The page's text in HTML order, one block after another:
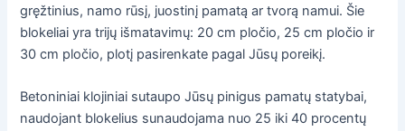
gręžtinius, namo rūsį, juostinį pamatą ar tvorą namui. Šie
blokeliai yra trijų išmatavimų: 20 cm pločio, 25 cm pločio ir
30 cm pločio, plotį pasirenkate pagal Jūsų poreikį.
Betoniniai klojiniai sutaupo Jūsų pinigus pamatų statybai,
naudojant blokelius sunaudojama nuo 25 iki 40 procentų